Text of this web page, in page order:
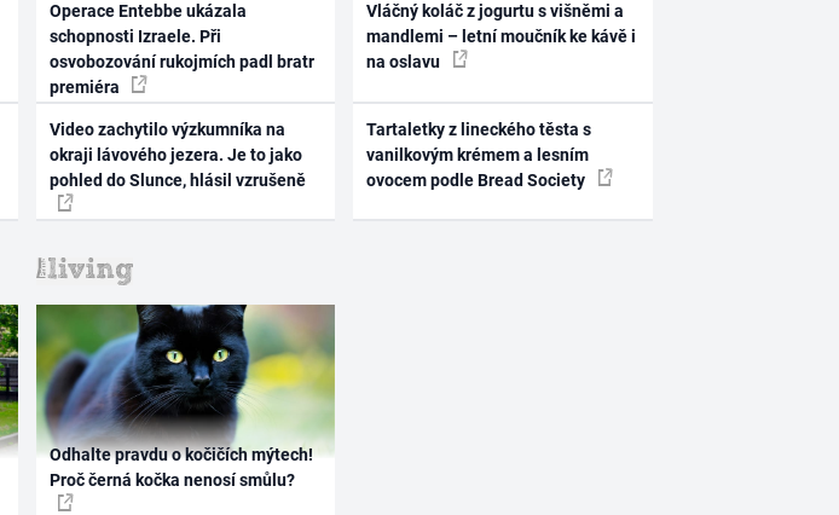
Operace Entebbe ukázala
schopnosti Izraele. Při
osvobozování rukojmích padl bratr
premiéra
Video zachytilo výzkumníka na
okraji lávového jezera. Je to jako
pohled do Slunce, hlásil vzrušeně
Vláčný koláč z jogurtu s višněmi a
mandlemi – letní moučník ke kávě i
na oslavu
Tartaletky z lineckého těsta s
vanilkovým krémem a lesním
ovocem podle Bread Society
Odhalte pravdu o kočičích mýtech!
Proč černá kočka nenosí smůlu?